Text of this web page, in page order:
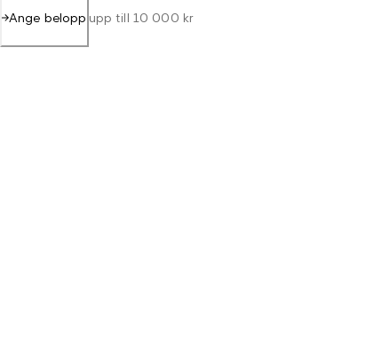
Ange belopp upp till 10 000 kr